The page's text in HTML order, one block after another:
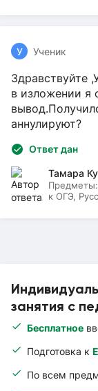
занятия с
Бесплатное
Подготовка к
По всем
У Ученик
Здравствуйте
в изложении я
аннулируют?
Ответ дан
Тамара
Предметы:
к ОГЭ,